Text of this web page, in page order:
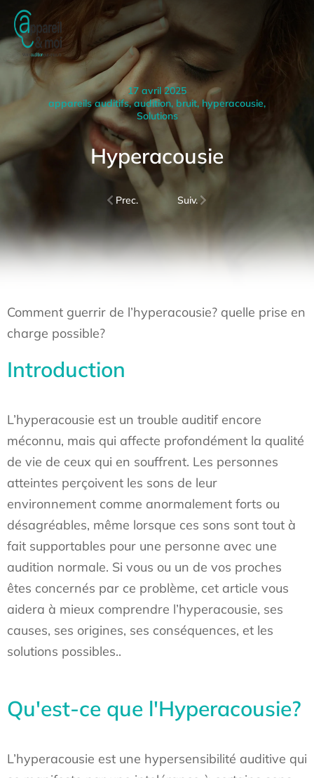
17 avril 2025
appareils auditifs,audition, bruit, hyperacousie,
Solutions
Hyperacousie
Prec. Suiv.
Comment guerrir de l’hyperacousie? quelle prise en
charge possible?
Introduction
L’hyperacousie est un trouble auditif encore
méconnu, mais qui affecte profondément la qualité
de vie de ceux qui en souffrent. Les personnes
atteintes perçoivent les sons de leur
environnement comme anormalement forts ou
désagréables, même lorsque ces sons sont tout à
fait supportables pour une personne avec une
audition normale. Si vous ou un de vos proches
êtes concernés par ce problème, cet article vous
aidera à mieux comprendre l’hyperacousie, ses
causes, ses origines, ses conséquences, et les
solutions possibles..
Qu'est-ce que l'Hyperacousie?
L’hyperacousie est une hypersensibilité auditive qui